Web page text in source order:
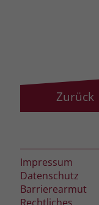
Zurück
Impressum
Datenschutz
Barrierearmut